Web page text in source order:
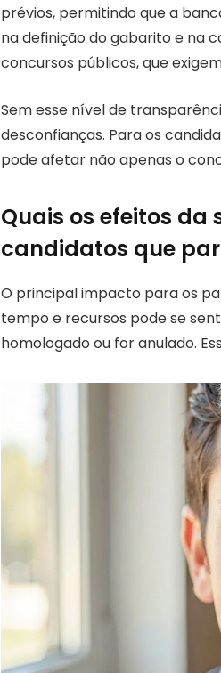
prévios, permitindo que a
na definição do gabarito e na
concursos públicos, que
Sem esse nível de
desconfianças. Para os
pode afetar não apenas o
Quais os efeitos da
candidatos que
O principal impacto para os
tempo e recursos pode se
homologado ou for anulado.